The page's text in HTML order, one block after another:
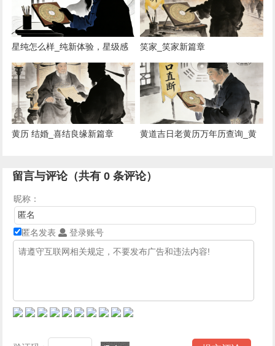
星纯怎么样_纯新体验，星级感
受
笑家_笑家新篇章
黄历 结婚_喜结良缘新篇章
黄道吉日老黄历万年历查询_黄
留言与评论（共有0 条评论）
昵称：
匿名发表 登录账号